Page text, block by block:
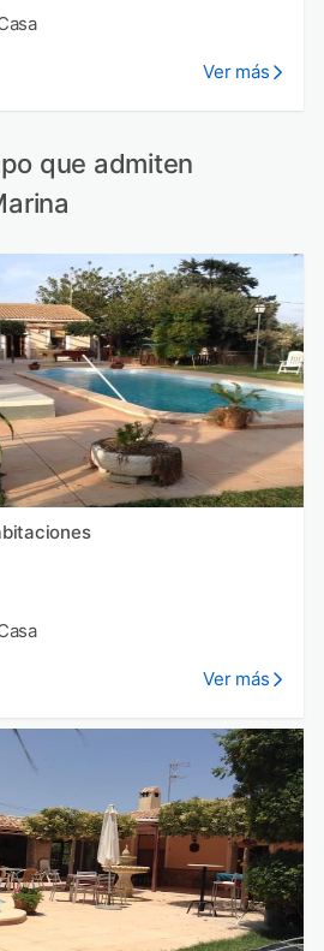
Ver más
que admiten
Ver más